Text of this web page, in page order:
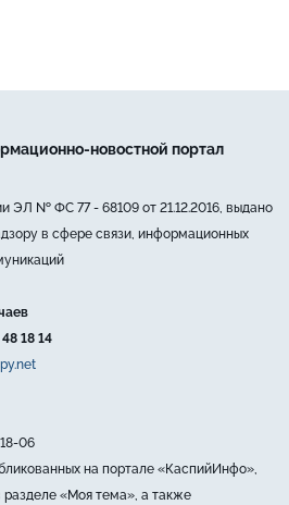
новостной портал
ЭЛ № ФС 77 - 68109 от 21.12.2016, выдано
в сфере связи, информационных
18 14
06
на портале «КаспийИнфо»,
«Моя тема», а также